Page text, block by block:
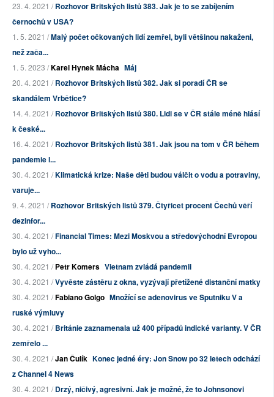
23. 4. 2021 /Rozhovor Britských listů 383. Jak je to se zabíjením
černochů v USA?
1. 5. 2021 /Malý počet očkovaných lidí zemřel, byli většinou nakaženi,
než zača...
1. 5. 2023 /Karel Hynek Mácha Máj
20. 4. 2021 /Rozhovor Britských listů 382. Jak si poradí ČR se
skandálem Vrbětice?
14. 4. 2021 /Rozhovor Britských listů 380. Lidi se v ČR stále méně hlásí
k české...
16. 4. 2021 /Rozhovor Britských listů 381. Jak jsou na tom v ČR během
pandemie l...
30. 4. 2021 /Klimatická krize: Naše děti budou válčit o vodu a potraviny,
varuje...
9. 4. 2021 /Rozhovor Britských listů 379. Čtyřicet procent Čechů věří
dezinfor...
30. 4. 2021 /Financial Times: Mezi Moskvou a středovýchodní Evropou
bylo už vyho...
30. 4. 2021 /Petr Komers Vietnam zvládá pandemii
30. 4. 2021 /Vyvěste zástěru z okna, vyzývají přetížené distanční matky
30. 4. 2021 /Fabiano Golgo Množící se adenovirus ve Sputniku V a
ruské výmluvy
30. 4. 2021 /Británie zaznamenala už 400 případů indické varianty. V ČR
zemřelo ...
30. 4. 2021 /Jan Čulík Konec jedné éry: Jon Snow po 32 letech odchází
z Channel 4 News
30. 4. 2021 /Drzý, ničivý, agresivní. Jak je možné, že to Johnsonovi